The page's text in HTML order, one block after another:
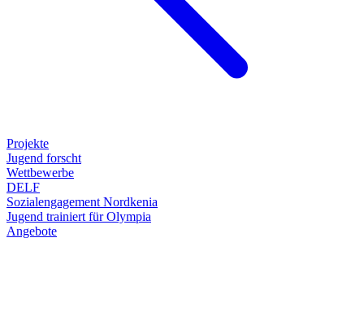
Projekte
Jugend forscht
Wettbewerbe
DELF
Sozialengagement Nordkenia
Jugend trainiert für Olympia
Angebote